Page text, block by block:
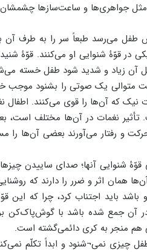
مثل جواهری‌ها و ساعت‌سازها
می‌‌رسد طبعاً سر را به طرف آن
در قوّۀ شنوایی او می‌کنند. قوّۀ
آن زیاد و شدید شود طفل خسته
متوالی یک صوتی را بشنود موجب
نیک که آن‌ها را قوی می‌کنند. اطفال
تأثیر نغمات در آن‌ها مختلف است،
و رفتار می‌آورند بعضی آن‌ها را
شنوایی آنها؛ صدای ساییدن
همان اثر و ضرر را دارند که
باید اجتناب کرد، چرا که این
آن جمع شده باشد با گوش‌پاک‌کن
منجر به کری دائمی‌گشته است.
چیزی نمی¬شنود و ابداً تکلّم